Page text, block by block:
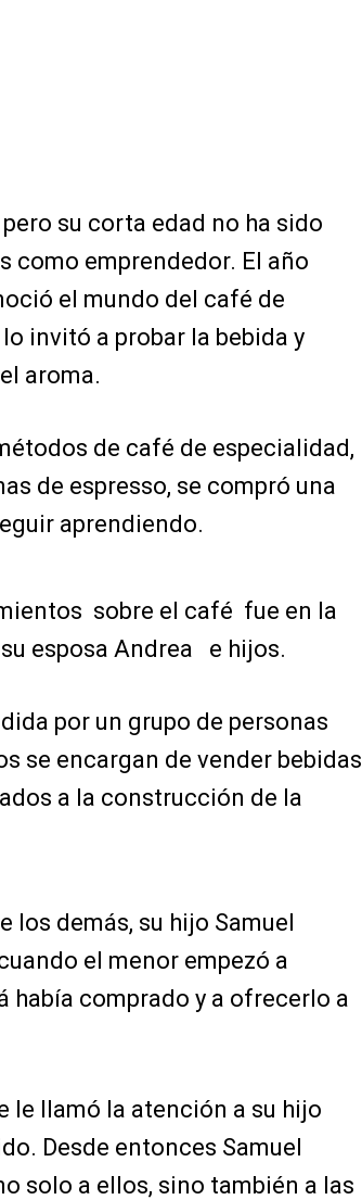
su corta edad no ha sido
como emprendedor. El año
el mundo del café de
invitó a probar la bebida y
aroma.
de café de especialidad,
de espresso, se compró una
aprendiendo.
sobre el café fue en la
esposa Andrea e hijos.
por un grupo de personas
se encargan de vender bebidas
a la construcción de la
los demás, su hijo Samuel
el menor empezó a
había comprado y a ofrecerlo a
le llamó la atención a su hijo
Desde entonces Samuel
solo a ellos, sino también a las